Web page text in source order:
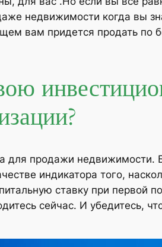
недвижимости когда вы
вам придется продать
для продажи недвижимости.
индикатора того,
ставку при первой
сейчас. И убедитесь,